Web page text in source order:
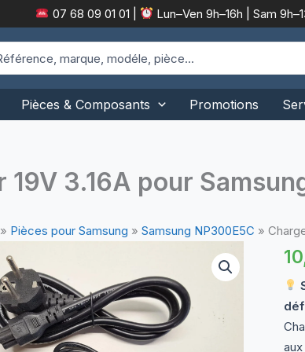
07 68 09 01 01 Lun–Ven 9h–16h | Sam
Pièces & Composants Promotions
19V 3.16A pour
» Pièces pour Samsung » Samsung NP300E5C »